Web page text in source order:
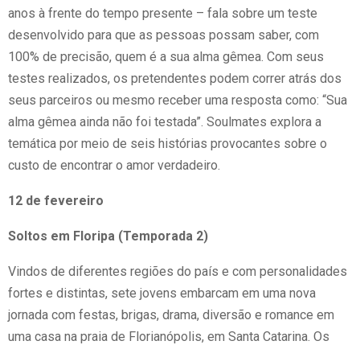
anos à frente do tempo presente – fala sobre um teste
desenvolvido para que as pessoas possam saber, com
100% de precisão, quem é a sua alma gêmea. Com seus
testes realizados, os pretendentes podem correr atrás dos
seus parceiros ou mesmo receber uma resposta como: “Sua
alma gêmea ainda não foi testada”. Soulmates explora a
temática por meio de seis histórias provocantes sobre o
custo de encontrar o amor verdadeiro.
12 de fevereiro
Soltos em Floripa (Temporada 2)
Vindos de diferentes regiões do país e com personalidades
fortes e distintas, sete jovens embarcam em uma nova
jornada com festas, brigas, drama, diversão e romance em
uma casa na praia de Florianópolis, em Santa Catarina. Os